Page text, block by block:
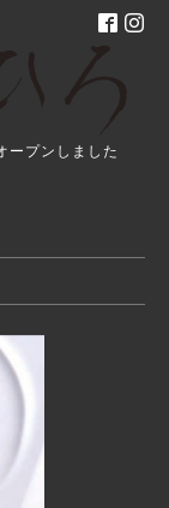
ープンしました